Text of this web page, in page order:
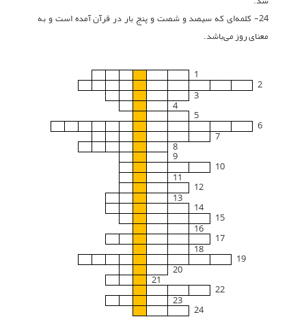
24- کلمه‌ای که سیصد و شصت و پنج بار در قرآن آمده است و به
معنای روز می‌باشد.
1
2
3
4
5
6
7
8
9
10
11
12
13
14
15
16
17
18
19
20
21
22
23
24